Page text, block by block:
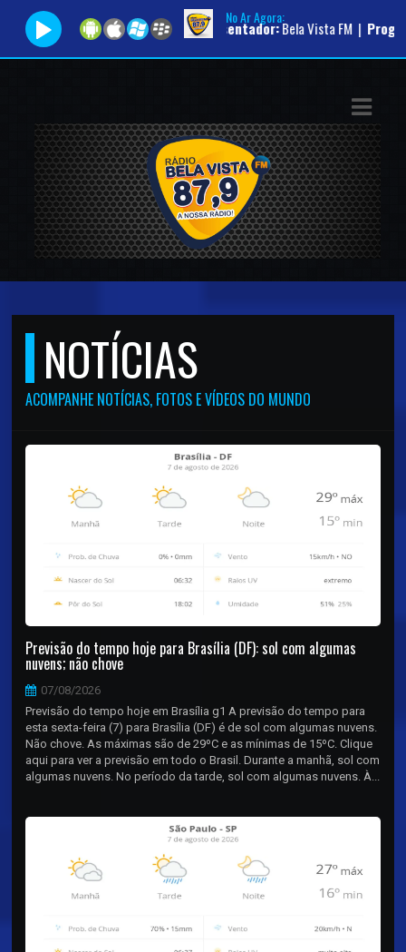
No Ar Agora:
Tocando agora:|Apresentador:Bela Vista FM |Programa:
NOTÍCIAS
ACOMPANHE NOTÍCIAS, FOTOS E VÍDEOS DO MUNDO
Previsão do tempo hoje para Brasília (DF): sol com algumas
nuvens; não chove
07/08/2026
Previsão do tempo hoje em Brasília g1 A previsão do tempo para
esta sexta-feira (7) para Brasília (DF) é de sol com algumas nuvens.
Não chove. As máximas são de 29ºC e as mínimas de 15ºC. Clique
aqui para ver a previsão em todo o Brasil. Durante a manhã, sol com
algumas nuvens. No período da tarde, sol com algumas nuvens. À...